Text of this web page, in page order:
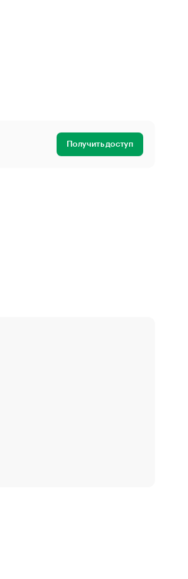
Получить доступ